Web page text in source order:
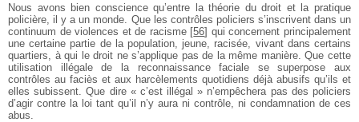
Nous avons bien conscience qu’entre la théorie du droit et la pratique
policière, il y a un monde. Que les contrôles policiers s’inscrivent dans un
continuum de violences et de racisme[56] qui concernent principalement
une certaine partie de la population, jeune, racisée, vivant dans certains
quartiers, à qui le droit ne s’applique pas de la même manière. Que cette
utilisation illégale de la reconnaissance faciale se superpose aux
contrôles au faciès et aux harcèlements quotidiens déjà abusifs qu’ils et
elles subissent. Que dire « c’est illégal » n’empêchera pas des policiers
d’agir contre la loi tant qu’il n’y aura ni contrôle, ni condamnation de ces
abus.